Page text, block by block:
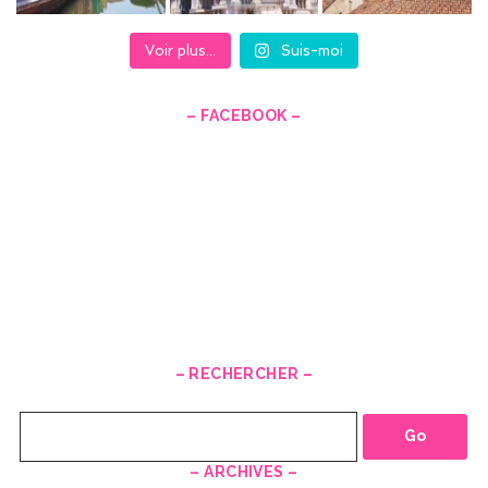
Voir plus... Suis-moi
– FACEBOOK –
– RECHERCHER –
– ARCHIVES –